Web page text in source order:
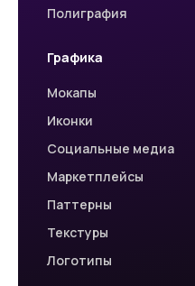
Полиграфия
Графика
Мокапы
Иконки
Социальные медиа
Маркетплейсы
Паттерны
Текстуры
Логотипы